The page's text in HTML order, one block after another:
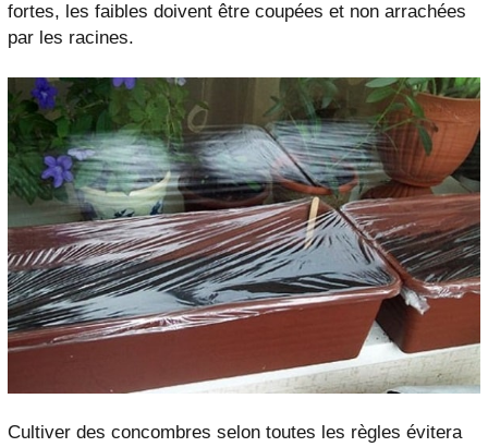
fortes, les faibles doivent être coupées et non arrachées
par les racines.
Cultiver des concombres selon toutes les règles évitera